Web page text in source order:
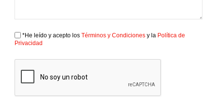
*He leído y acepto los Términos y Condiciones y la Política de
Privacidad